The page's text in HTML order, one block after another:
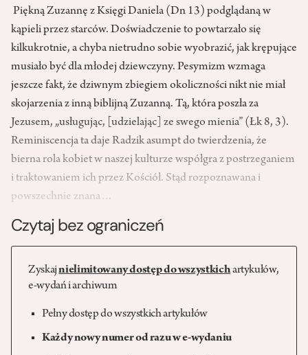
Piękną Zuzannę z Księgi Daniela (Dn 13) podglądaną w
kąpieli przez starców. Doświadczenie to powtarzało się
kilkukrotnie, a chyba nietrudno sobie wyobrazić, jak krępujące
musiało być dla młodej dziewczyny. Pesymizm wzmaga
jeszcze fakt, że dziwnym zbiegiem okoliczności nikt nie miał
skojarzenia z inną biblijną Zuzanną. Tą, która poszła za
Jezusem, „usługując, [udzielając] ze swego mienia” (Łk 8, 3).
Reminiscencja ta daje Radzik asumpt do twierdzenia, że
bierna rola kobiet w naszej kulturze współgra z postrzeganiem
i traktowaniem ich przez Kościół. Stąd rozpoznawana i
powszechnie znana…
Czytaj bez ograniczeń
Zyskajnielimitowany dostęp do wszystkichartykułów,
e-wydań i archiwum
Pełny dostęp do wszystkich artykułów
Każdy nowy numer od razu w e-wydaniu